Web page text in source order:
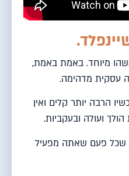
מיוחד. באמת באמת,
עסקית מדהימה.
הרבה יותר קלים ואין
ועולה ובעקביות.
שכל פעם שאתה מפעיל